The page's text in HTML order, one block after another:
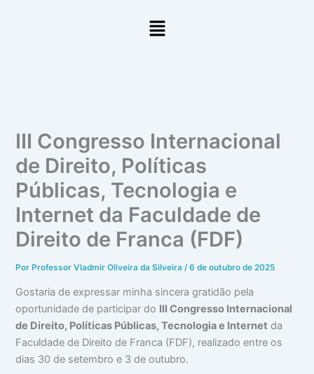
Menu
III Congresso Internacional
de Direito, Políticas
Públicas, Tecnologia e
Internet da Faculdade de
Direito de Franca (FDF)
PorProfessor Vladmir Oliveira da Silveira /6 de outubro de 2025
Gostaria de expressar minha sincera gratidão pela
oportunidade de participar do III Congresso Internacional
de Direito, Políticas Públicas, Tecnologia e Internet da
Faculdade de Direito de Franca (FDF), realizado entre os
dias 30 de setembro e 3 de outubro.